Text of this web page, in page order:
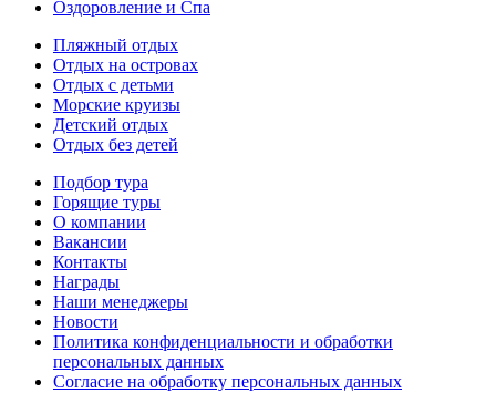
Оздоровление и Спа
Пляжный отдых
Отдых на островах
Отдых с детьми
Морские круизы
Детский отдых
Отдых без детей
Подбор тура
Горящие туры
О компании
Вакансии
Контакты
Награды
Наши менеджеры
Новости
Политика конфиденциальности и обработки
персональных данных
Согласие на обработку персональных данных